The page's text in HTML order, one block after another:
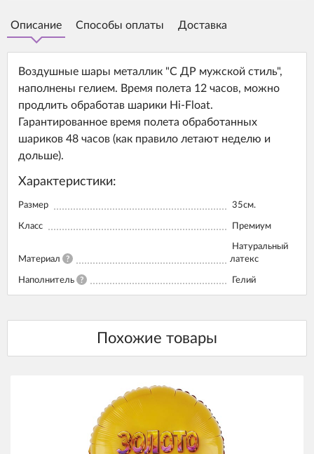
Описание Способы оплаты Доставка
Воздушные шары металлик "С ДР мужской стиль",
наполнены гелием. Время полета 12 часов, можно
продлить обработав шарики Hi-Float.
Гарантированное время полета обработанных
шариков 48 часов (как правило летают неделю и
дольше).
Характеристики:
Размер 35см.
Класс Премиум
Материал ?
Натуральный
латекс
Наполнитель ? Гелий